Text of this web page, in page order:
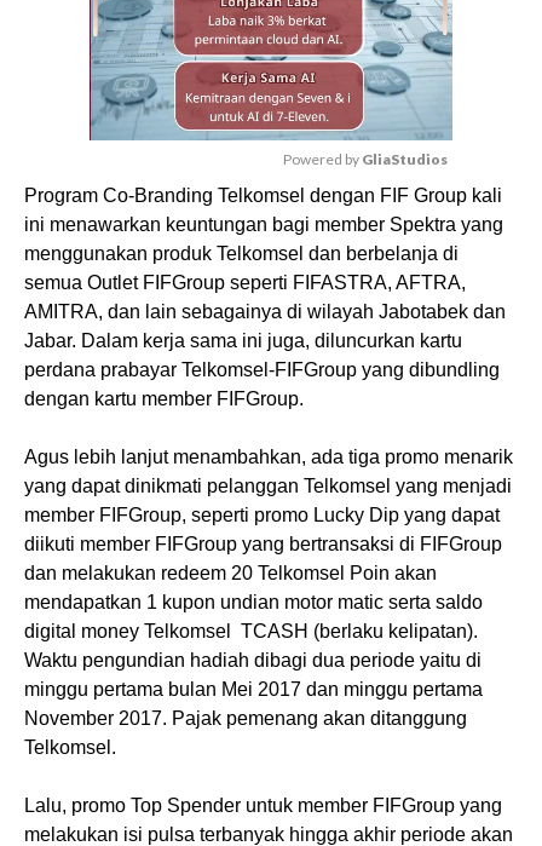
M
u
t
e
Powered by GliaStudios
Program Co-Branding Telkomsel dengan FIF Group kali
ini menawarkan keuntungan bagi member Spektra yang
menggunakan produk Telkomsel dan berbelanja di
semua Outlet FIFGroup seperti FIFASTRA, AFTRA,
AMITRA, dan lain sebagainya di wilayah Jabotabek dan
Jabar. Dalam kerja sama ini juga, diluncurkan kartu
perdana prabayar Telkomsel-FIFGroup yang dibundling
dengan kartu member FIFGroup.
Agus lebih lanjut menambahkan, ada tiga promo menarik
yang dapat dinikmati pelanggan Telkomsel yang menjadi
member FIFGroup, seperti promo Lucky Dip yang dapat
diikuti member FIFGroup yang bertransaksi di FIFGroup
dan melakukan redeem 20 Telkomsel Poin akan
mendapatkan 1 kupon undian motor matic serta saldo
digital money Telkomsel TCASH (berlaku kelipatan).
Waktu pengundian hadiah dibagi dua periode yaitu di
minggu pertama bulan Mei 2017 dan minggu pertama
November 2017. Pajak pemenang akan ditanggung
Telkomsel.
Lalu, promo Top Spender untuk member FIFGroup yang
melakukan isi pulsa terbanyak hingga akhir periode akan